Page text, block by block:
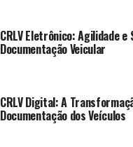
CRLV Eletrônico: Agilidade e
Documentação Veicular
CRLV Digital: A
Documentação dos Veículos